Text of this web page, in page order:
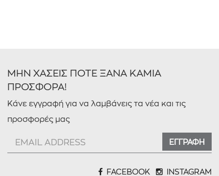
Ρεύματος
ΜΗΝ ΧΑΣΕΙΣ ΠΟΤΕ ΞΑΝΑ ΚΑΜΙΑ
ΠΡΟΣΦΟΡΑ!
Κάνε εγγραφή για να λαμβάνεις τα νέα και τις
προσφορές μας
ΕΓΓΡΑΦΗ
FACEBOOK INSTAGRAM